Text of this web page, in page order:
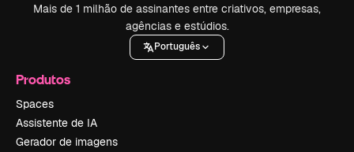
Mais de 1 milhão de assinantes entre criativos, empresas,
agências e estúdios.
Português
Produtos
Spaces
Assistente de IA
Gerador de imagens